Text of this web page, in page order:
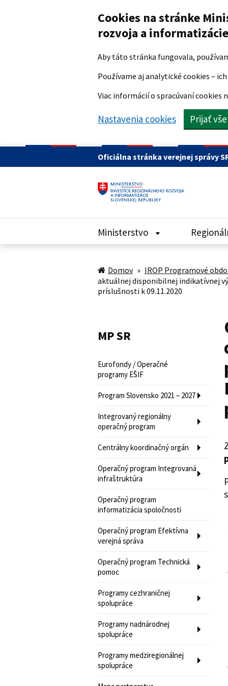
Cookies na stránke
rozvoja a
Aby táto stránka fungovala,
Používame aj analytické cookies –
Viac informácií o spracúvaní cookies
Nastavenia cookies Prijať
Oficiálna stránka verejnej správy
Ministerstvo
Domov » IROP Programové
aktuálnej disponibilnej indikatívnej
príslušnosti k 09.11.2020
MP SR
Eurofondy / Operačné
programy EŠIF
Program Slovensko 2021 – 2027
Integrovaný regionálny
operačný program
Centrálny koordinačný orgán
Operačný program Integrovaná
infraštruktúra
Operačný program
informatizácia spoločnosti
Operačný program Efektívna
verejná správa
Operačný program Technická
pomoc
Programy cezhraničnej
spolupráce
Programy nadnárodnej
spolupráce
Programy medziregionálnej
spolupráce